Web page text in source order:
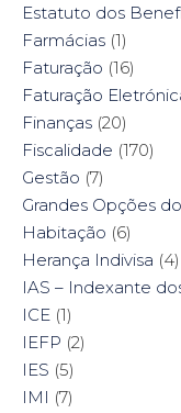
Estatuto dos
Farmácias (1)
Faturação (16)
Faturação
Finanças (20)
Fiscalidade (170)
Gestão (7)
Grandes Opções
Habitação (6)
Herança Indivisa (4)
IAS – Indexante
ICE (1)
IEFP (2)
IES (5)
IMI (7)